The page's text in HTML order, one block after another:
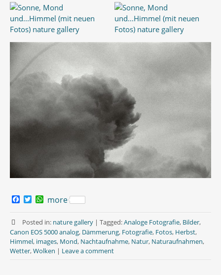
c
e
b
o
o
k
T
i
t
t
e
r
W
a
t
s
A
p
p
more
Posted in: nature gallery | Tagged:Analoge Fotografie, Bilder,
Canon EOS 5000 analog, Dämmerung, Fotografie, Fotos, Herbst,
Himmel, images, Mond, Nachtaufnahme, Natur, Naturaufnahmen,
Wetter,Wolken | Leave a comment